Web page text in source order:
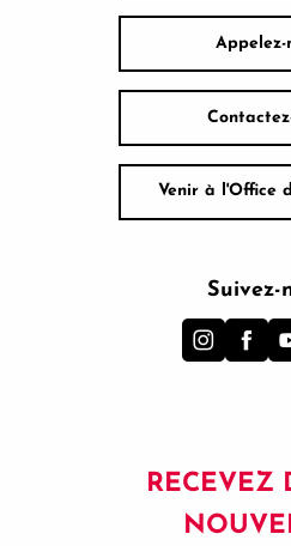
Appelez-
Venir à l'Office
Suivez-
RECEVEZ